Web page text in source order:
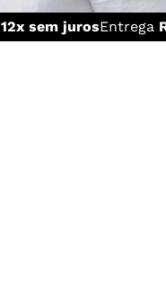
12x sem jurosEntrega